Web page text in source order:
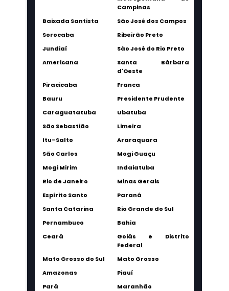
Campinas
Baixada Santista
São José dos Campos
Sorocaba
Ribeirão Preto
Jundiaí
São José do Rio Preto
Americana
Santa Bárbara
d'Oeste
Piracicaba
Franca
Bauru
Presidente Prudente
Caraguatatuba
Ubatuba
São Sebastião
Limeira
Itu–Salto
Araraquara
São Carlos
Mogi Guaçu
Mogi Mirim
Indaiatuba
Rio de Janeiro
Minas Gerais
Espírito Santo
Paraná
Santa Catarina
Rio Grande do Sul
Pernambuco
Bahia
Ceará
Goiás e Distrito
Federal
Mato Grosso do Sul
Mato Grosso
Amazonas
Piauí
Pará
Maranhão